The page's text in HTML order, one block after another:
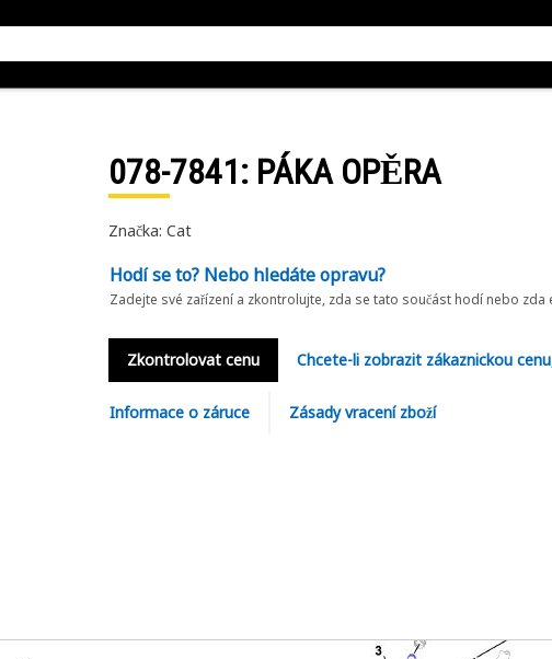
078-7841: PÁKA OPĚRA
Značka: Cat
Hodí se to? Nebo hledáte opravu?
Zadejte své zařízení a zkontrolujte, zda se tato součást hodí nebo
Zkontrolovat cenu Chcete-li zobrazit zákaznickou
Informace o záruce Zásady vracení zboží